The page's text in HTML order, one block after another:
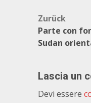
Zurück
Parte con
Sudan
Lascia un
Devi essere